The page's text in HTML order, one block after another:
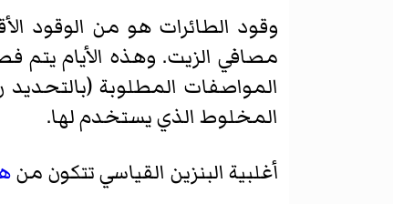
وقود الطائرات هو من الوقود
مصافي الزيت. وهذه الأيام يتم
المواصفات المطلوبة
المخلوط الذي يستخدم لها.
أغلبية البنزين القياسي تتكون من